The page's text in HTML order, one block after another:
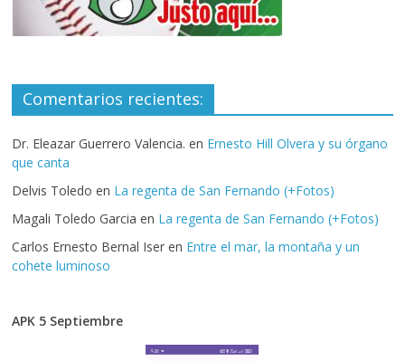
Comentarios recientes:
Dr. Eleazar Guerrero Valencia. en Ernesto Hill Olvera y su órgano
que canta
Delvis Toledo en La regenta de San Fernando (+Fotos)
Magali Toledo Garcia en La regenta de San Fernando (+Fotos)
Carlos Ernesto Bernal Iser en Entre el mar, la montaña y un
cohete luminoso
APK 5 Septiembre